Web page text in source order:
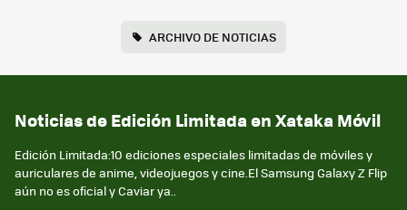
ARCHIVO DE NOTICIAS
Noticias de Edición Limitada en Xataka Móvil
Edición Limitada:10 ediciones especiales limitadas de móviles y
auriculares de anime, videojuegos y cine.El Samsung Galaxy Z Flip
aún no es oficial y Caviar ya..